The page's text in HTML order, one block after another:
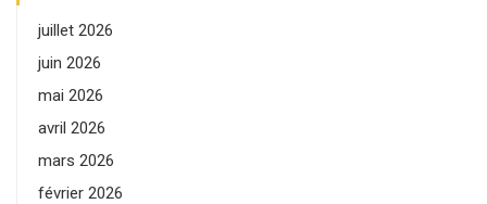
juillet 2026
juin 2026
mai 2026
avril 2026
mars 2026
février 2026